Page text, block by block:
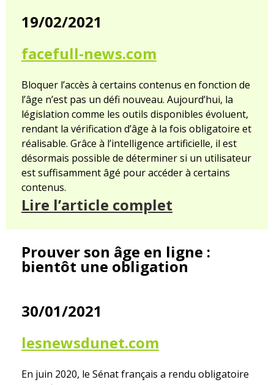
19/02/2021
facefull-news.com
Bloquer l’accès à certains contenus en fonction de
l’âge n’est pas un défi nouveau. Aujourd’hui, la
législation comme les outils disponibles évoluent,
rendant la vérification d’âge à la fois obligatoire et
réalisable. Grâce à l’intelligence artificielle, il est
désormais possible de déterminer si un utilisateur
est suffisamment âgé pour accéder à certains
contenus.
Lire l’article complet
Prouver son âge en ligne :
bientôt une obligation
30/01/2021
lesnewsdunet.com
En juin 2020, le Sénat français a rendu obligatoire